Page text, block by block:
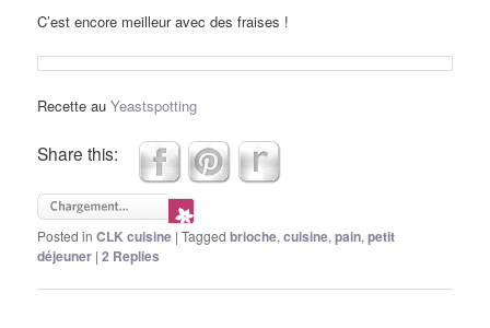
C’est encore meilleur avec des fraises !
Recette auYeastspotting
Share this:
Posted in CLK cuisine |Tagged brioche,cuisine,pain,petit
déjeuner |2 Replies